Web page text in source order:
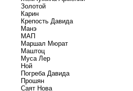
Золотой
Карин
Крепость Давида
Манэ
МАП
Маршал Мюрат
Маштоц
Муса Лер
Ной
Погреба Давида
Прошян
Саят Нова